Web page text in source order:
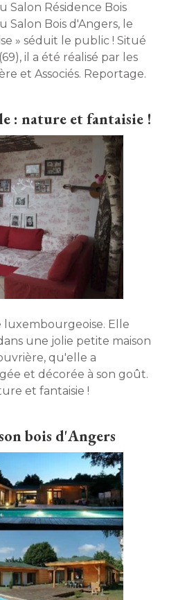
Résidence Bois
Salon Bois d'Angers, le
» séduit le public ! Situé
il a été réalisé par les
et Associés. Reportage.
: nature et fantaisie !
luxembourgeoise. Elle
une jolie petite maison
qu'elle a
et décorée à son goût.
et fantaisie !
bois d'Angers